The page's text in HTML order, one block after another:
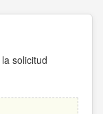
solicitud